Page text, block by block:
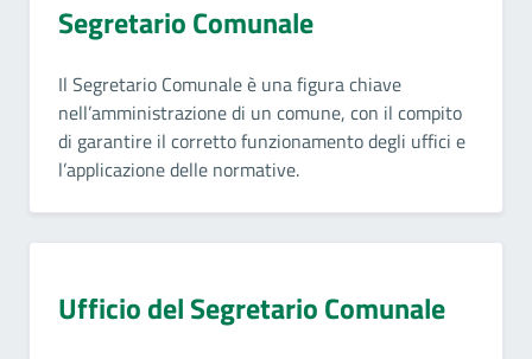
Segretario Comunale
Il Segretario Comunale è una figura chiave
nell’amministrazione di un comune, con il compito
di garantire il corretto funzionamento degli uffici e
l’applicazione delle normative.
Ufficio del Segretario Comunale